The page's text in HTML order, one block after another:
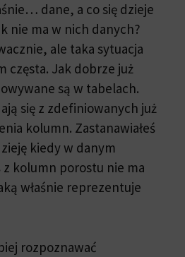
dane, a co się dzieje
nie ma w nich danych?
ale taka sytuacja
częsta. Jak dobrze już
są w tabelach.
się z zdefiniowanych już
kolumn. Zastanawiałeś
kiedy w danym
kolumn porostu nie ma
właśnie reprezentuje
rozpoznawać